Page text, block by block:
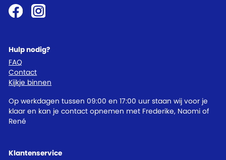
Klantenservice
Hulp nodig?
FAQ
Contact
Kijkje binnen
Op werkdagen tussen 09:00 en 17:00 uur staan wij voor je
klaar en kan je contact opnemen met Frederike, Naomi of
René